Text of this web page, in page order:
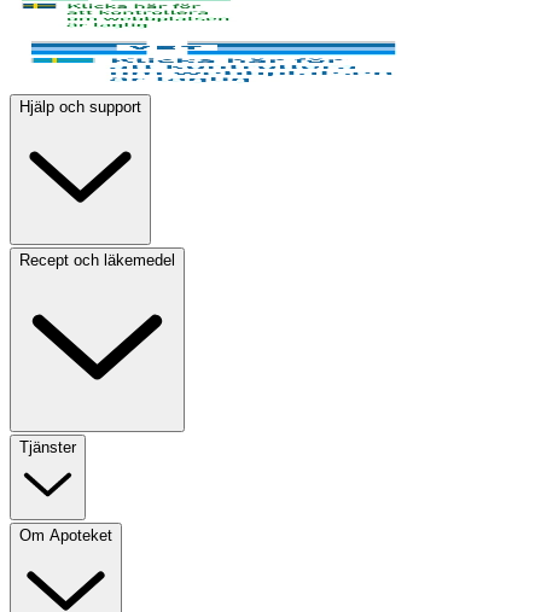
Hjälp och support
Recept och läkemedel
Tjänster
Om Apoteket